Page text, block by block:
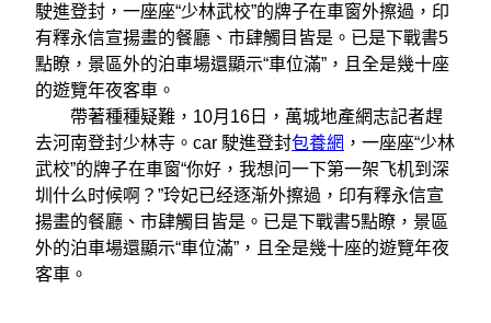
駛進登封，一座座“少林武校”的牌子在車窗外擦過，印
有釋永信宣揚畫的餐廳、市肆觸目皆是。已是下戰書5
點瞭，景區外的泊車場還顯示“車位滿”，且全是幾十座
的遊覽年夜客車。
帶著種種疑難，10月16日，萬城地產網志記者趕
去河南登封少林寺。car 駛進登封包養網 ，一座座“少林
武校”的牌子在車窗“你好，我想问一下第一架飞机到深
圳什么时候啊？”玲妃已经逐渐外擦過，印有釋永信宣
揚畫的餐廳、市肆觸目皆是。已是下戰書5點瞭，景區
外的泊車場還顯示“車位滿”，且全是幾十座的遊覽年夜
客車。